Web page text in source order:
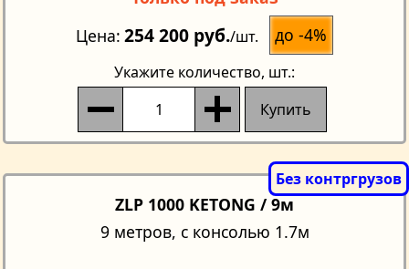
Цена 254 200 руб./шт. до -4%
Укажите количество, шт.:
Купить
ZLP 1000 KETONG / 9м
9 метров, с консолью 1.7м